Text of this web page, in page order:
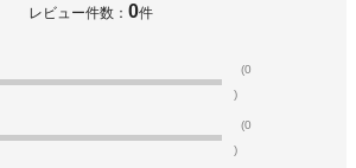
レビュー件数： 0件
(0
)
(0
)